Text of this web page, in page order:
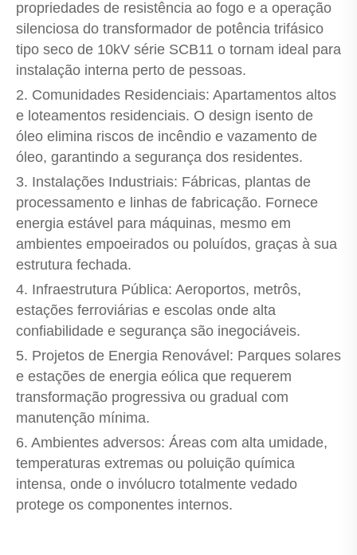
propriedades de resistência ao fogo e a operação
silenciosa do transformador de potência trifásico
tipo seco de 10kV série SCB11 o tornam ideal para
instalação interna perto de pessoas.
2. Comunidades Residenciais: Apartamentos altos
e loteamentos residenciais. O design isento de
óleo elimina riscos de incêndio e vazamento de
óleo, garantindo a segurança dos residentes.
3. Instalações Industriais: Fábricas, plantas de
processamento e linhas de fabricação. Fornece
energia estável para máquinas, mesmo em
ambientes empoeirados ou poluídos, graças à sua
estrutura fechada.
4. Infraestrutura Pública: Aeroportos, metrôs,
estações ferroviárias e escolas onde alta
confiabilidade e segurança são inegociáveis.
5. Projetos de Energia Renovável: Parques solares
e estações de energia eólica que requerem
transformação progressiva ou gradual com
manutenção mínima.
6. Ambientes adversos: Áreas com alta umidade,
temperaturas extremas ou poluição química
intensa, onde o invólucro totalmente vedado
protege os componentes internos.